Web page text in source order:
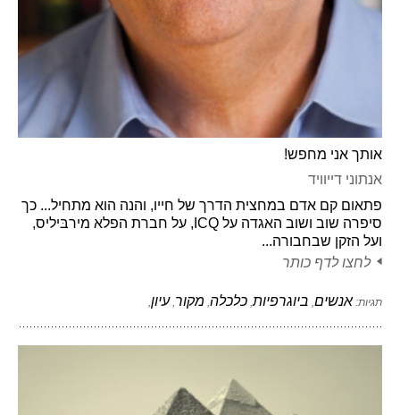
אותך אני מחפש!
אנתוני דייוויד
פתאום קם אדם במחצית הדרך של חייו, והנה הוא מתחיל... כך
סיפרה שוב ושוב האגדה על ICQ, על חברת הפלא מירבּיליס,
ועל הזקן שבחבורה...
לחצו לדף כותר
תגיות: אנשים, ביוגרפיות, כלכלה, מקור,עיון,